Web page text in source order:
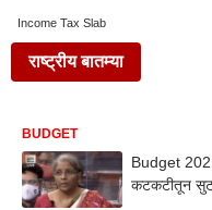
Income Tax Slab
राष्ट्रीय बातम्या
BUDGET
Budget
कटकटीतून